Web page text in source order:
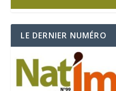
LE DERNIER NUMÉRO